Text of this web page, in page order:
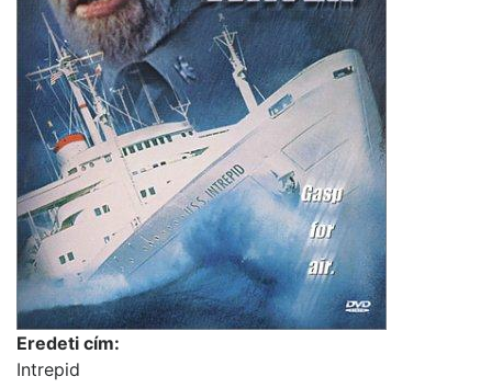
Eredeti cím:
Intrepid